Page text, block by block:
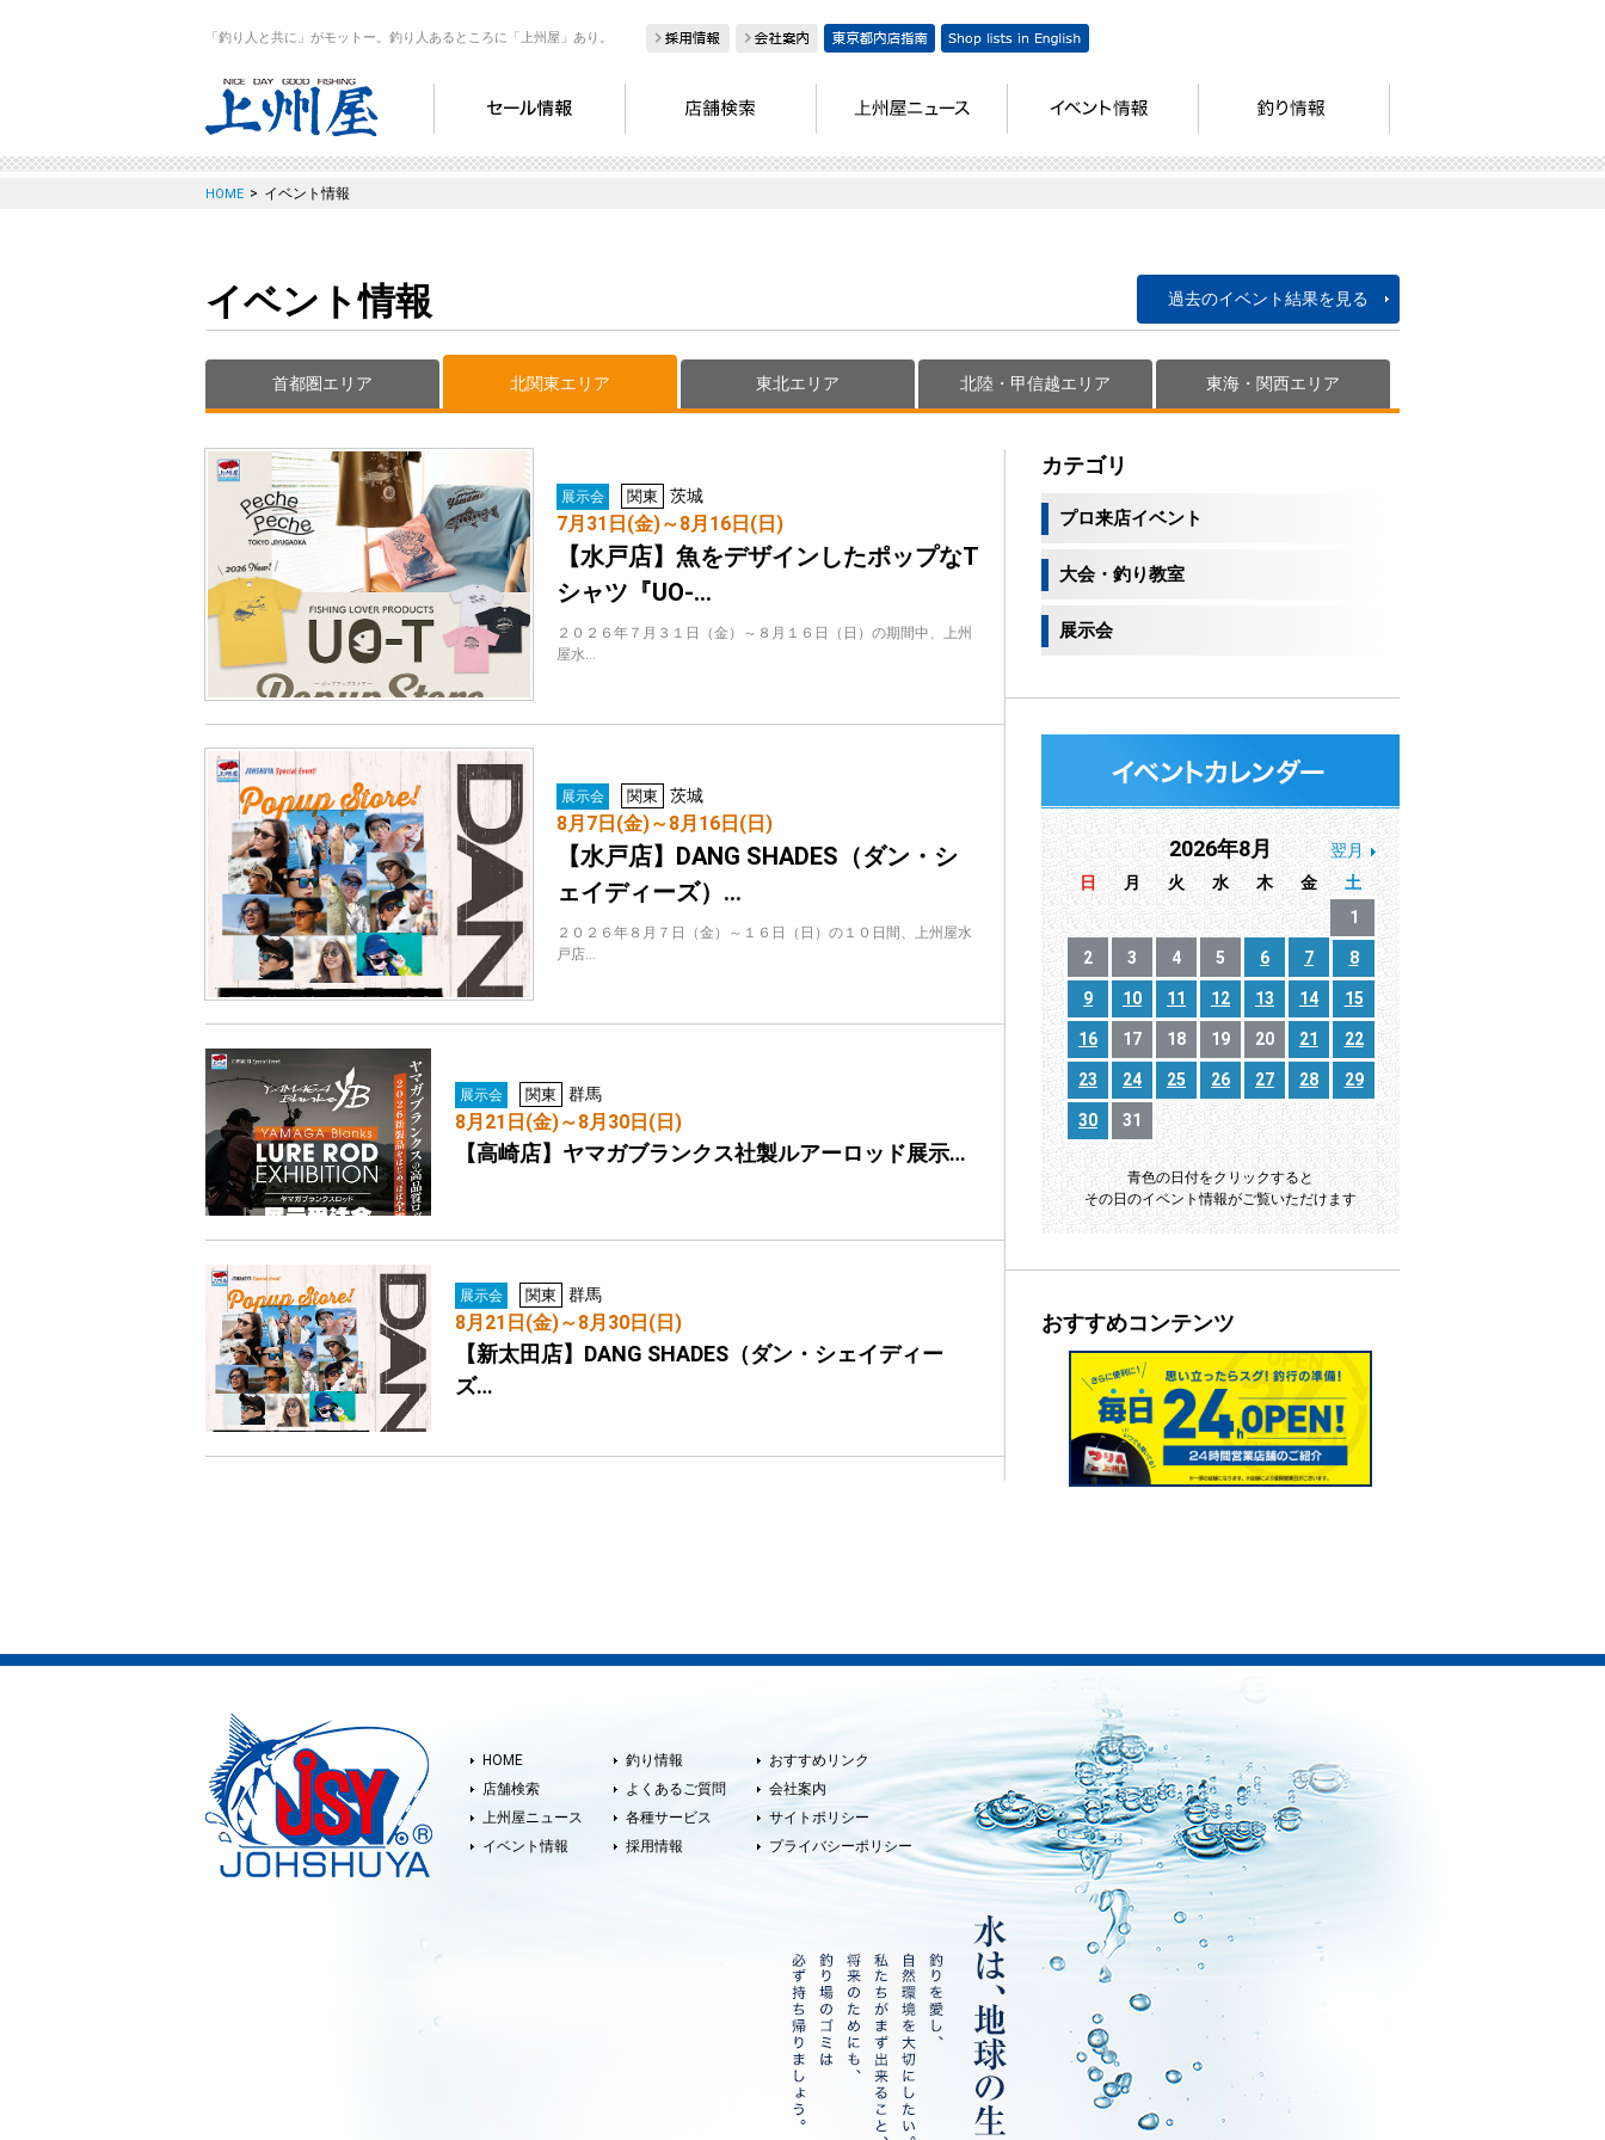
「釣り人と共に」がモットー。釣り人あるところに「上州屋」あり。
HOME > イベント情報
イベント情報 過去のイベント結果を見る
首都圏エリア 北関東エリア 東北エリア 北陸・甲信越エリア 東海・関西エリア
展示会 関東 茨城
7月31日(金)～8月16日(日)
【水戸店】魚をデザインしたポップなT
シャツ『UO-…
２０２６年７月３１日（金）～８月１６日（日）の期間中、上州
屋水…
展示会 関東 茨城
8月7日(金)～8月16日(日)
【水戸店】DANG SHADES（ダン・シ
ェイディーズ）…
２０２６年８月７日（金）～１６日（日）の１０日間、上州屋水
戸店…
展示会 関東 群馬
8月21日(金)～8月30日(日)
【高崎店】ヤマガブランクス社製ルアーロッド展示…
展示会 関東 群馬
8月21日(金)～8月30日(日)
【新太田店】DANG SHADES（ダン・シェイディー
ズ…
カテゴリ
プロ来店イベント
大会・釣り教室
展示会
2026年8月
翌月
日
月 火 水 木 金
土
1
2 3 4 5 6 7 8
9 10 11 12 13 14 15
16 17 18 19 20 21 22
23 24 25 26 27 28 29
30 31
青色の日付をクリックすると
その日のイベント情報がご覧いただけます
おすすめコンテンツ
HOME
店舗検索
上州屋ニュース
イベント情報
釣り情報
よくあるご質問
各種サービス
採用情報
おすすめリンク
会社案内
サイトポリシー
プライバシーポリシー